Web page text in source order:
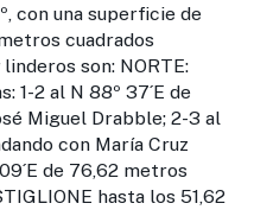
con una superficie de
cuadrados
son: NORTE:
1-2 al N 88º 37´E de
Miguel Drabble; 2-3 al
con María Cruz
de 76,62 metros
hasta los 51,62